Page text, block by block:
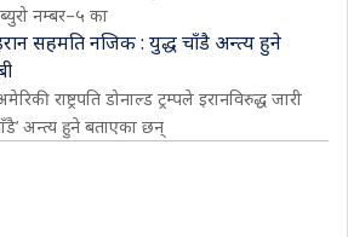
नम्बर–५ का
सहमति नजिक : युद्ध चाँडै अन्त्य हुने
राष्ट्रपति डोनाल्ड ट्रम्पले इरानविरुद्ध जारी
अन्त्य हुने बताएका छन्